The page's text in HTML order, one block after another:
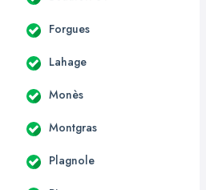
Forgues
Lahage
Monès
Montgras
Plagnole